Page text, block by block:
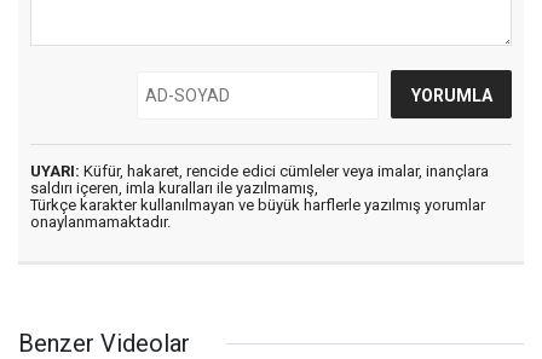
UYARI: Küfür, hakaret, rencide edici cümleler veya imalar, inançlara
saldırı içeren, imla kuralları ile yazılmamış,
Türkçe karakter kullanılmayan ve büyük harflerle yazılmış yorumlar
onaylanmamaktadır.
Benzer Videolar